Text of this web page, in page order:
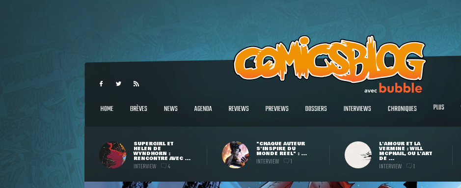
HOME BRÈVES NEWS AGENDA REVIEWS PREVIEWS DOSSIERS INTERVIEWS CHRONIQUES PLUS
SUPERGIRL ET
HELEN DE
WYNDHORN :
RENCONTRE AVEC ...
INTERVIEW 4
"CHAQUE AUTEUR
S'INSPIRE DU
MONDE RÉEL" : ...
INTERVIEW 1
L'AMOUR ET LA
VERMINE : WILL
MCPHAIL, OU L'ART
DE ...
INTERVIEW 1